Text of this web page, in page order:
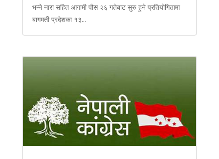
भन्ने नारा सहित आगामी पौस २६ गतेबाट सुरु हुने प्रतियोगितामा
बागमती प्रदेशका १३...